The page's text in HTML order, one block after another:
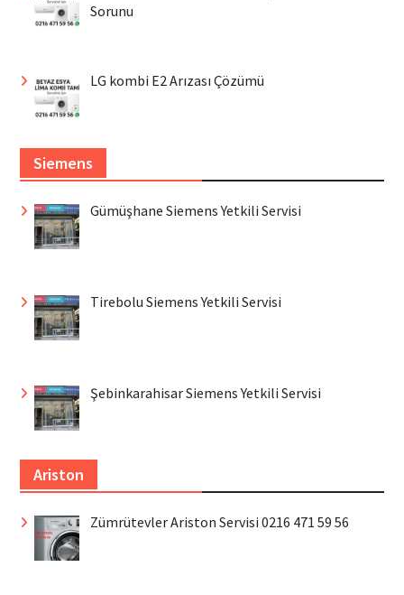
Sorunu
LG kombi E2 Arızası Çözümü
Siemens
Gümüşhane Siemens Yetkili Servisi
Tirebolu Siemens Yetkili Servisi
Şebinkarahisar Siemens Yetkili Servisi
Ariston
Zümrütevler Ariston Servisi 0216 471 59 56